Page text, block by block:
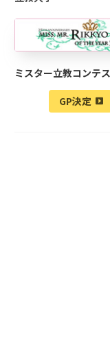
ミスター立教コンテ
GP決定